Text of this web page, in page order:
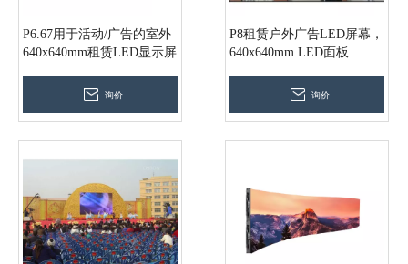
P6.67用于活动/广告的室外
640x640mm租赁LED显示屏
询价
P8租赁户外广告LED屏幕，
640x640mm LED面板
询价